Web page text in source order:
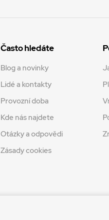
Často hledáte
Blog a novinky
Lidé a kontakty
Provozní doba
Kde nás najdete
Otázky a odpovědi
Zásady cookies